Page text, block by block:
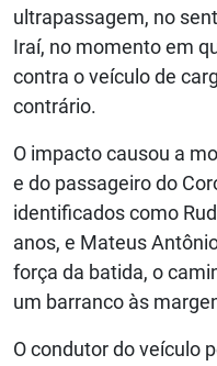
ultrapassagem, no
Iraí, no momento em
contra o veículo de
contrário.
O impacto causou a
e do passageiro do
identificados como
anos, e Mateus
força da batida, o
um barranco às
O condutor do veículo